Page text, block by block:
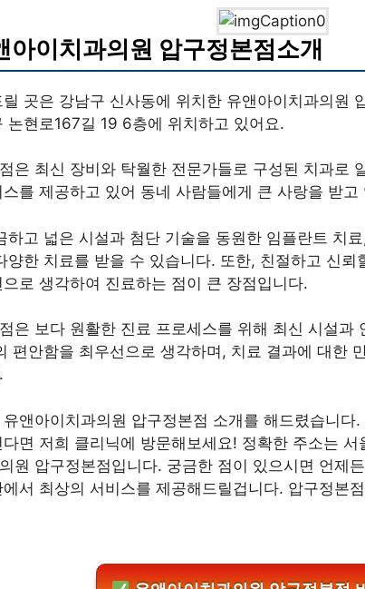
아이치과의원 압구정본점소개
곳은 강남구 신사동에 위치한 유앤아이치과의원
논현로167길 19 6층에 위치하고 있어요.
은 최신 장비와 탁월한 전문가들로 구성된 치과로
스를 제공하고 있어 동네 사람들에게 큰 사랑을 받고
하고 넓은 시설과 첨단 기술을 동원한 임플란트 치
양한 치료를 받을 수 있습니다. 또한, 친절하고 신
로 생각하여 진료하는 점이 큰 장점입니다.
은 보다 원활한 진료 프로세스를 위해 최신 시설과
편안함을 최우선으로 생각하며, 치료 결과에 대한
앤아이치과의원 압구정본점 소개를 해드렸습니다
다면 저희 클리닉에 방문해보세요! 정확한 주소는
원 압구정본점입니다. 궁금한 점이 있으시면 언제
서 최상의 서비스를 제공해드릴겁니다. 압구정본